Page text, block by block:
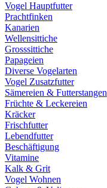
Vogel Hauptfutter
Prachtfinken
Kanarien
Wellensittiche
Grosssittiche
Papageien
Diverse Vogelarten
Vogel Zusatzfutter
Sämereien & Futterstangen
Früchte & Leckereien
Kräcker
Frischfutter
Lebendfutter
Beschäftigung
Vitamine
Kalk & Grit
Vogel Wohnen